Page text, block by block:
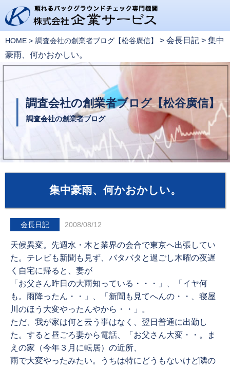
HOME 調査会社の創業者ブログ【松谷廣信】 > 会長日記 > 集中
豪雨、何かおかしい。
調査会社の創業者ブログ【松谷廣信】
調査会社の創業者ブログ
集中豪雨、何かおかしい。
会長日記 2008/08/12
天候異変。先週水・木と業界の会合で東京へ出張してい
た。テレビも新聞も見ず、バタバタと過ごし木曜の夜遅
く自宅に帰ると、妻が
「お父さん昨日の大雨知っている・・・」、「イヤ何
も。雨降ったん・・」、「新聞も見てへんの・・、寝屋
川のほう大変やったんやから・・」。
ただ、我が家は何と云う事はなく、翌日普通に出勤し
た。すると昼ごろ妻から電話、「お父さん大変・・。ま
えの家（今年３月に転居）の近所、
雨で大変やったみたい。うちは特にどうもないけど隣の